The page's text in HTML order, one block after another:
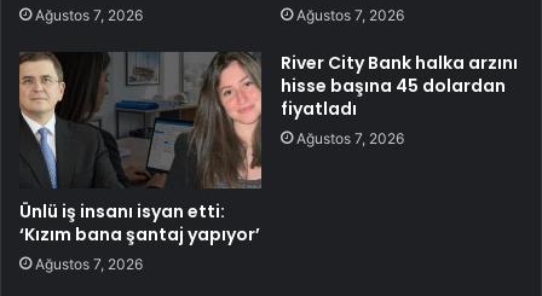
Ağustos 7, 2026 Ağustos 7, 2026
Ünlü iş insanı isyan etti:
‘Kızım bana şantaj yapıyor’
Ağustos 7, 2026
River City Bank halka arzını
hisse başına 45 dolardan
fiyatladı
Ağustos 7, 2026